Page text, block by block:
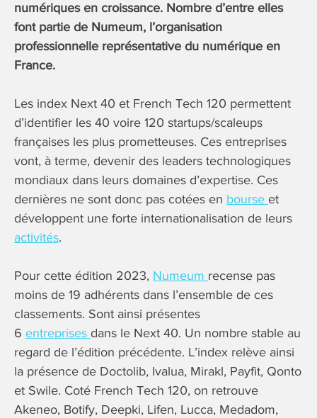
numériques en croissance. Nombre d’entre elles
font partie de Numeum, l’organisation
professionnelle représentative du numérique en
France.
Les index Next 40 et French Tech 120 permettent
d’identifier les 40 voire 120 startups/scaleups
françaises les plus prometteuses. Ces entreprises
vont, à terme, devenir des leaders technologiques
mondiaux dans leurs domaines d’expertise. Ces
dernières ne sont donc pas cotées en bourse et
développent une forte internationalisation de leurs
activités.
Pour cette édition 2023, Numeum recense pas
moins de 19 adhérents dans l’ensemble de ces
classements. Sont ainsi présentes
6 entreprises dans le Next 40. Un nombre stable au
regard de l’édition précédente. L’index relève ainsi
la présence de Doctolib, Ivalua, Mirakl, Payfit, Qonto
et Swile. Coté French Tech 120, on retrouve
Akeneo, Botify, Deepki, Lifen, Lucca, Medadom,